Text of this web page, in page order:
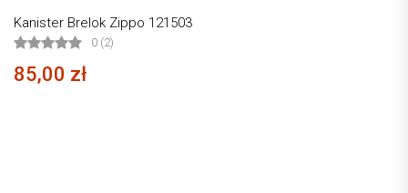
Kanister Brelok Zippo 121503
0 (2)
85,00 zł